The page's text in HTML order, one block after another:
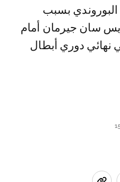
بسبب
سان جيرمان أمام
نهائي دوري أبطال